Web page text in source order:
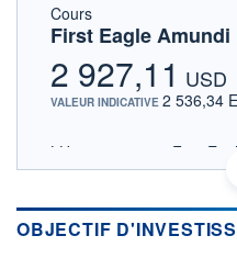
Cours
First Eagle
2 927,11 USD
VALEUR INDICATIVE 2 536,34
LU0716329205 - First
LLC
Consulter le prospectus / DIC
OBJECTIF